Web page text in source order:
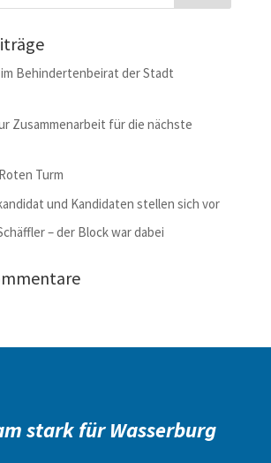
Behindertenbeirat der Stadt
Zusammenarbeit für die nächste
Turm
und Kandidaten stellen sich vor
– der Block war dabei
stark für Wasserburg